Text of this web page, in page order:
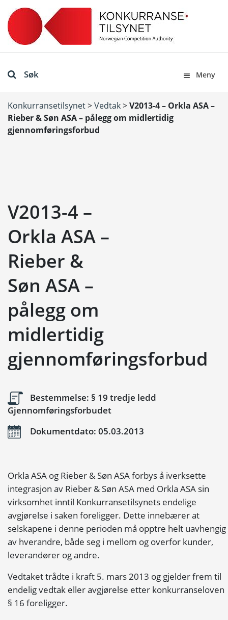
Søk Meny
Konkurransetilsynet>Vedtak>V2013-4 – Orkla ASA –
Rieber & Søn ASA – pålegg om midlertidig
gjennomføringsforbud
V2013-4 –
Orkla ASA –
Rieber &
Søn ASA –
pålegg om
midlertidig
gjennomføringsforbud
Bestemmelse: § 19 tredje ledd
Gjennomføringsforbudet
Dokumentdato: 05.03.2013
Orkla ASA og Rieber & Søn ASA forbys å iverksette
integrasjon av Rieber & Søn ASA med Orkla ASA sin
virksomhet inntil Konkurransetilsynets endelige
avgjørelse i saken foreligger. Dette innebærer at
selskapene i denne perioden må opptre helt uavhengig
av hverandre, både seg i mellom og overfor kunder,
leverandører og andre.
Vedtaket trådte i kraft 5. mars 2013 og gjelder frem til
endelig vedtak eller avgjørelse etter konkurranseloven
§ 16 foreligger.